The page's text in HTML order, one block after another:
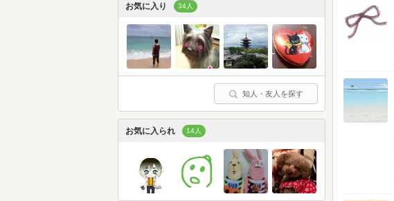
お気に入り 34人
知人・友人を探す
お気に入られ 14人